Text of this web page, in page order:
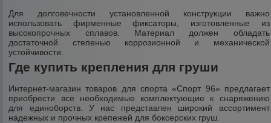
Для долговечности установленной конструкции важно
использовать фирменные фиксаторы, изготовленные из
высокопрочных сплавов. Материал должен обладать
достаточной степенью коррозионной и механической
устойчивости.
Где купить крепления для груши
Интернет-магазин товаров для спорта «Спорт 96» предлагает
приобрести все необходимые комплектующие к снаряжению
для единоборств. У нас представлен широкий ассортимент
надежных и прочных крепежей для боксерских груш.